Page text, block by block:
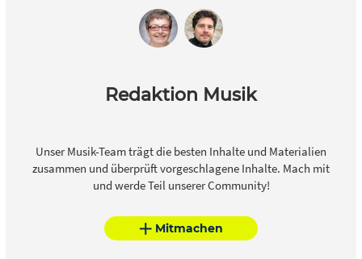
Redaktion Musik
Unser Musik-Team trägt die besten Inhalte und Materialien
zusammen und überprüft vorgeschlagene Inhalte. Mach mit
und werde Teil unserer Community!
Mitmachen